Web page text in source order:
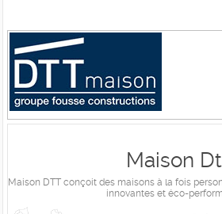
Maison
Maison DTT conçoit des maisons à la fois
innovantes et éco-